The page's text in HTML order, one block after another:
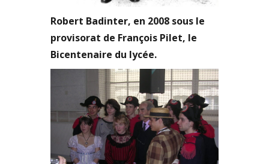
Robert Badinter, en 2008 sous le
provisorat de François Pilet, le
Bicentenaire du lycée.